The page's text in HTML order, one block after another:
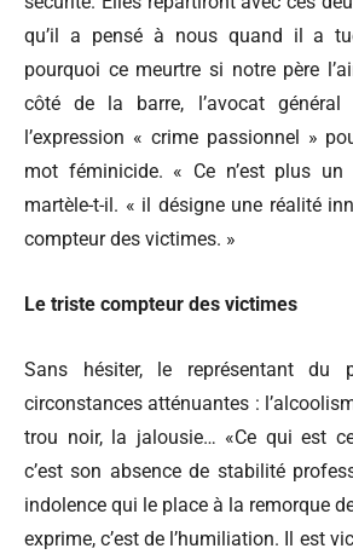
qu’il a pensé à nous quand il a
pourquoi ce meurtre si notre père
côté de la barre, l’avocat
l’expression « crime passionnel »
mot féminicide. « Ce n’est plus
martèle-t-il. « il désigne une réalité
compteur des victimes. »
Le triste compteur des victimes
Sans hésiter, le représentant du
circonstances atténuantes :
trou noir, la jalousie… «Ce qui est
c’est son absence de stabilité
indolence qui le place à la remorque
exprime, c’est de l’humiliation. Il est